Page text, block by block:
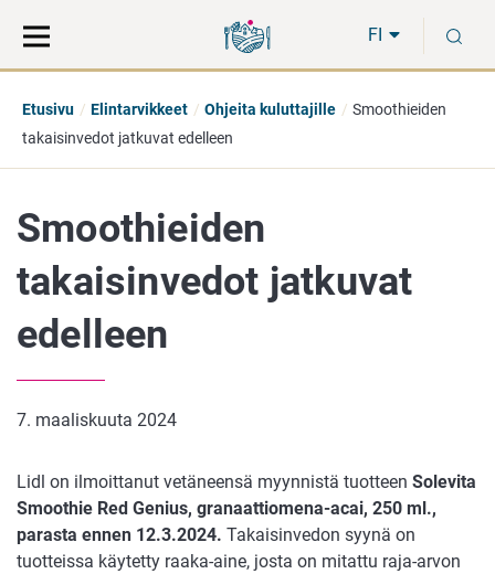
suoraan
sisältöön
koko
sivuston
FI
Etusivu Elintarvikkeet Ohjeita kuluttajille
Smoothieiden
takaisinvedot jatkuvat edelleen
Smoothieiden
takaisinvedot jatkuvat
edelleen
7. maaliskuuta 2024
Lidl on ilmoittanut vetäneensä myynnistä tuotteen Solevita
Smoothie Red Genius, granaattiomena-acai, 250 ml.,
parasta ennen 12.3.2024. Takaisinvedon syynä on
tuotteissa käytetty raaka-aine, josta on mitattu raja-arvon